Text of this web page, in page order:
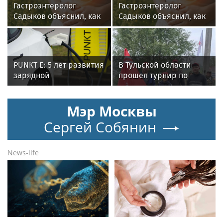
Гастроэнтеролог
Садыков объяснил, как
амброзия может влиять
на ЖКТ
Гастроэнтеролог
Садыков объяснил, как
амброзия может влиять
на ЖКТ
PUNKT E: 5 лет развития
зарядной
инфраструктуры
В Тульской области
прошел турнир по
рыбной ловле среди
Мэр Москвы
Сергей Собянин
News-life